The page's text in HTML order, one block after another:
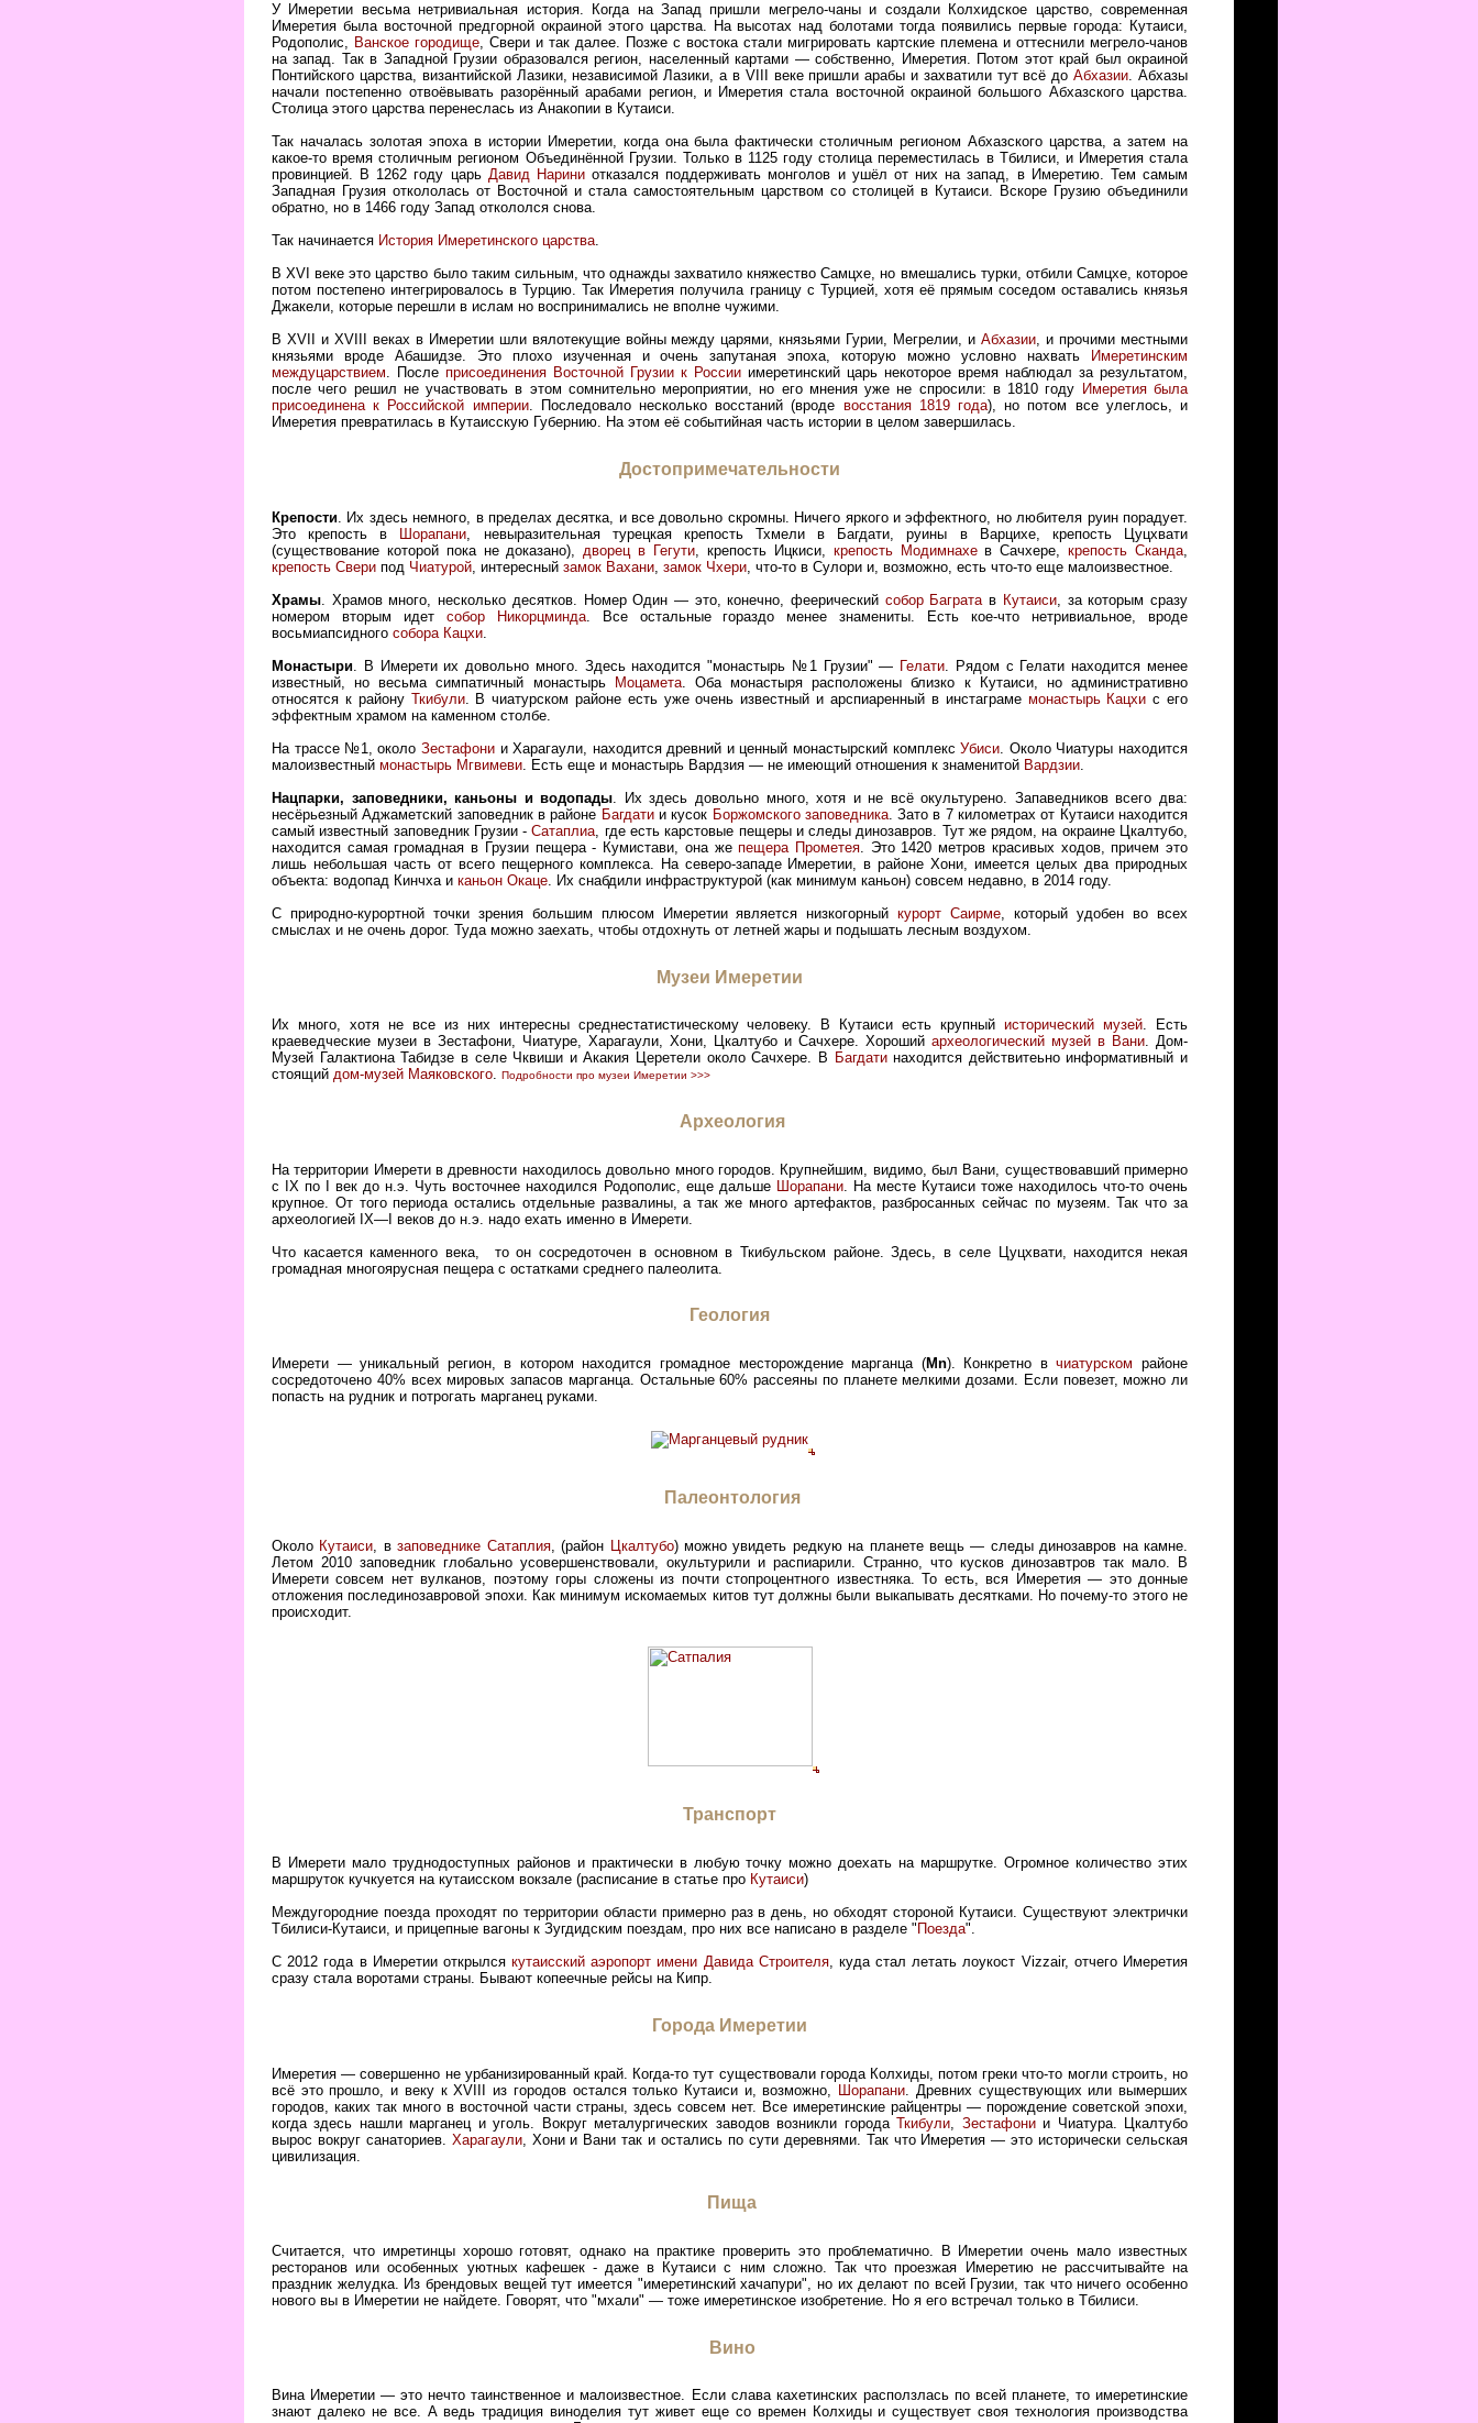
У Имеретии весьма нетривиальная история. Когда на Запад пришли мегрело-чаны и создали Колхидское царство, современная
Имеретия была восточной предгорной окраиной этого царства. На высотах над болотами тогда появились первые города: Кутаиси,
Родополис, Ванское городище, Свери и так далее. Позже с востока стали мигрировать картские племена и оттеснили мегрело-чанов
на запад. Так в Западной Грузии образовался регион, населенный картами — собственно, Имеретия. Потом этот край был окраиной
Понтийского царства, византийской Лазики, независимой Лазики, а в VIII веке пришли арабы и захватили тут всё доАбхазии. Абхазы
начали постепенно отвоёвывать разорённый арабами регион, и Имеретия стала восточной окраиной большого Абхазского царства.
Столица этого царства перенеслась из Анакопии в Кутаиси.
Так началась золотая эпоха в истории Имеретии, когда она была фактически столичным регионом Абхазского царства, а затем на
какое-то время столичным регионом Объединённой Грузии. Только в 1125 году столица переместилась в Тбилиси, и Имеретия стала
провинцией. В 1262 году царь Давид Нариниотказался поддерживать монголов и ушёл от них на запад, в Имеретию. Тем самым
Западная Грузия откололась от Восточной и стала самостоятельным царством со столицей в Кутаиси. Вскоре Грузию объединили
обратно, но в 1466 году Запад откололся снова.
Так начинается История Имеретинского царства.
В XVI веке это царство было таким сильным, что однажды захватило княжество Самцхе, но вмешались турки, отбили Самцхе, которое
потом постепено интегрировалось в Турцию. Так Имеретия получила границу с Турцией, хотя её прямым соседом оставались князья
Джакели, которые перешли в ислам но воспринимались не вполне чужими.
В XVII и XVIII веках в Имеретии шли вялотекущие войны между царями, князьями Гурии, Мегрелии, иАбхазии, и прочими местными
князьями вроде Абашидзе. Это плохо изученная и очень запутаная эпоха, которую можно условно нахвать
Имеретинским
междуцарствием. После присоединения Восточной Грузии к России имеретинский царь некоторое время наблюдал за результатом,
после чего решил не участвовать в этом сомнительно мероприятии, но его мнения уже не спросили: в 1810 году Имеретия была
присоединена к Российской империи. Последовало несколько восстаний (вроде восстания 1819 года), но потом все улеглось, и
Имеретия превратилась в Кутаисскую Губернию. На этом её событийная часть истории в целом завершилась.
Достопримечательности
Крепости . Их здесь немного, в пределах десятка, и все довольно скромны. Ничего яркого и эффектного, но любителя руин порадует.
Это крепость в
Шорапани , невыразительная турецкая крепость Тхмели в Багдати, руины в Варцихе, крепость Цуцхвати
(существование которой пока не доказано), дворец в Гегути , крепость Ицкиси, крепость Модимнахев Сачхере,крепость Сканда
крепость Свери под Чиатурой , интересный замок Вахани замок Чхери , что-то в Сулори и, возможно, есть что-то еще малоизвестное.
Храмы . Храмов много, несколько десятков. Номер Один — это, конечно, феерический собор Баграта в Кутаиси, за которым сразу
номером вторым идет собор Никорцминда. Все остальные гораздо менее знамениты. Есть кое-что нетривиальное, вроде
восьмиапсидного собора Кацхи
Монастыри . В Имерети их довольно много. Здесь находится "монастырь №1 Грузии" — Гелати . Рядом с Гелати находится менее
известный, но весьма симпатичный монастырь
Моцамета. Оба монастыря расположены близко к Кутаиси, но административно
относятся к району Ткибули. В чиатурском районе есть уже очень известный и арспиаренный в инстаграме монастырь Кацхи с его
эффектным храмом на каменном столбе.
На трассе №1, около Зестафонии Харагаули, находится древний и ценный монастырский комплексУбиси . Около Чиатуры находится
малоизвестный монастырь Мгвимеви . Есть еще и монастырь Вардзия — не имеющий отношения к знаменитой Вардзии
Нацпарки, заповедники, каньоны и водопады . Их здесь довольно много, хотя и не всё окультурено. Запаведников всего два:
несёрьезный Аджаметский заповедник в районе Багдатии кусок Боржомского заповедника. Зато в 7 километрах от Кутаиси находится
самый известный заповедник Грузии -Сатаплиа , где есть карстовые пещеры и следы динозавров. Тут же рядом, на окраине Цкалтубо,
находится самая громадная в Грузии пещера - Кумистави, она жепещера Прометея. Это 1420 метров красивых ходов, причем это
лишь небольшая часть от всего пещерного комплекса. На северо-западе Имеретии, в районе Хони, имеется целых два природных
объекта: водопад Кинчха и каньон Окаце . Их снабдили инфраструктурой (как минимум каньон) совсем недавно, в 2014 году.
С природно-курортной точки зрения большим плюсом Имеретии является низкогорныйкурорт Саирме , который удобен во всех
смыслах и не очень дорог. Туда можно заехать, чтобы отдохнуть от летней жары и подышать лесным воздухом.
Музеи Имеретии
Их много, хотя не все из них интересны среднестатистическому человеку. В Кутаиси есть крупныйисторический музей. Есть
краеведческие музеи в Зестафони, Чиатуре, Харагаули, Хони, Цкалтубо и Сачхере. Хороший археологический музей в Вани. Дом-
Музей Галактиона Табидзе в селе Чквиши и Акакия Церетели около Сачхере. В Багдатинаходится действитеьно информативный и
стоящий дом-музей Маяковского. Подробности про музеи Имеретии >>>
Археология
На территории Имерети в древности находилось довольно много городов. Крупнейшим, видимо, был Вани, существовавший примерно
с IX по I век до н.э. Чуть восточнее находился Родополис, еще дальше
Шорапани. На месте Кутаиси тоже находилось что-то очень
крупное. От того периода остались отдельные развалины, а так же много артефактов, разбросанных сейчас по музеям. Так что за
археологией IX—I веков до н.э. надо ехать именно в Имерети.
Что касается каменного века, то он сосредоточен в основном в Ткибульском районе. Здесь, в селе Цуцхвати, находится некая
громадная многоярусная пещера с остатками среднего палеолита.
Геология
Имерети — уникальный регион, в котором находится громадное месторождение марганца (Mn). Конкретно вчиатурском районе
сосредоточено 40% всех мировых запасов марганца. Остальные 60% рассеяны по планете мелкими дозами. Если повезет, можно ли
попасть на рудник и потрогать марганец руками.
Палеонтология
Около Кутаиси , взаповеднике Сатаплия, (район Цкалтубо) можно увидеть редкую на планете вещь — следы динозавров на камне.
Летом 2010 заповедник глобально усовершенствовали, окультурили и распиарили. Странно, что кусков динозавтров так мало. В
Имерети совсем нет вулканов, поэтому горы сложены из почти стопроцентного известняка. То есть, вся Имеретия — это донные
отложения послединозавровой эпохи. Как минимум искомаемых китов тут должны были выкапывать десятками. Но почему-то этого не
происходит.
Транспорт
В Имерети мало труднодоступных районов и практически в любую точку можно доехать на маршрутке. Огромное количество этих
маршруток кучкуется на кутаисском вокзале (расписание в статье про Кутаиси)
Междугородние поезда проходят по территории области примерно раз в день, но обходят стороной Кутаиси. Существуют электрички
Тбилиси-Кутаиси, и прицепные вагоны к Зугдидским поездам, про них все написано в разделе " Поезда".
С 2012 года в Имеретии открылсякутаисский аэропорт имени Давида Строителя, куда стал летать лоукост Vizzair, отчего Имеретия
сразу стала воротами страны. Бывают копеечные рейсы на Кипр.
Города Имеретии
Имеретия — совершенно не урбанизированный край. Когда-то тут существовали города Колхиды, потом греки что-то могли строить, но
всё это прошло, и веку к XVIII из городов остался только Кутаиси и, возможно, Шорапани . Древних существующих или вымерших
городов, каких так много в восточной части страны, здесь совсем нет. Все имеретинские райцентры — порождение советской эпохи,
когда здесь нашли марганец и уголь. Вокруг металургических заводов возникли городаТкибули Зестафонии Чиатура. Цкалтубо
вырос вокруг санаториев. Харагаули, Хони и Вани так и остались по сути деревнями. Так что Имеретия — это исторически сельская
цивилизация.
Пища
Считается, что имретинцы хорошо готовят, однако на практике проверить это проблематично. В Имеретии очень мало известных
ресторанов или особенных уютных кафешек - даже в Кутаиси с ним сложно. Так что проезжая Имеретию не рассчитывайте на
праздник желудка. Из брендовых вещей тут имеется "имеретинский хачапури", но их делают по всей Грузии, так что ничего особенно
нового вы в Имеретии не найдете. Говорят, что "мхали" — тоже имеретинское изобретение. Но я его встречал только в Тбилиси.
Вино
Вина Имеретии — это нечто таинственное и малоизвестное. Если слава кахетинских расползлась по всей планете, то имеретинские
знают далеко не все. А ведь традиция виноделия тут живет еще со времен Колхиды и существует своя технология производства